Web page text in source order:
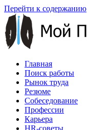
Перейти к содержанию
Главная
Поиск работы
Рынок труда
Резюме
Собеседование
Профессии
Карьера
HR-советы